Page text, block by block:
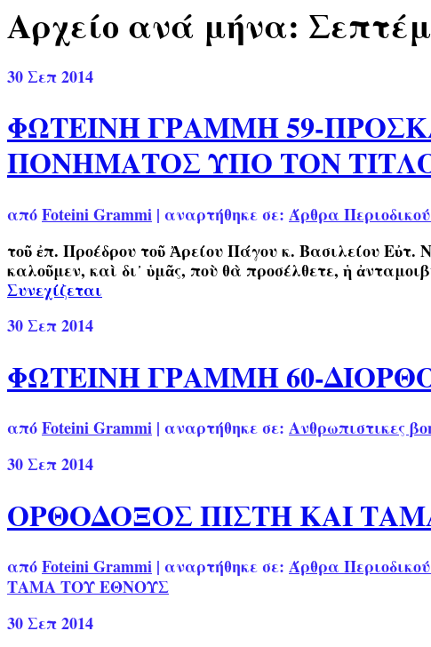
Αρχείο ανά μήνα:
30Σεπ 2014
ΦΩΤΕΙΝΗ ΓΡΑΜΜΗ 59-
ΠΟΝΗΜΑΤΟΣ ΥΠΟ ΤΟΝ
απόFoteini Grammi | αναρτήθηκε σε: Άρθρα
τοῦ ἐπ. Προέδρου τοῦ Ἀρείου Πάγου κ. Βασιλείου
καλοῦμεν, καὶ δι᾿ ὑμᾶς, ποὺ θὰ προσέλθετε, ἡ
Συνεχίζεται
30Σεπ 2014
ΦΩΤΕΙΝΗ ΓΡΑΜΜΗ 60-
απόFoteini Grammi | αναρτήθηκε σε: Ανθρωπιστικες
30Σεπ 2014
ΟΡΘΟΔΟΞΟΣ ΠΙΣΤΗ ΚΑΙ
απόFoteini Grammi | αναρτήθηκε σε: Άρθρα
ΤΑΜΑ ΤΟΥ ΕΘΝΟΥΣ
30Σεπ 2014